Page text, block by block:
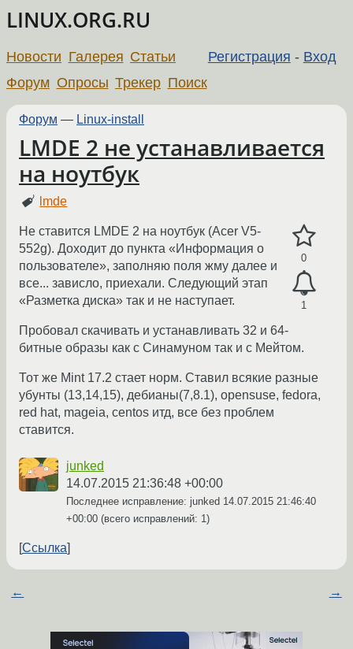
LINUX.ORG.RU
Регистрация - Вход
Новости Галерея Статьи
Форум Опросы Трекер Поиск
Форум — Linux-install
LMDE 2 не устанавливается
на ноутбук
lmde
0
1
Не ставится LMDE 2 на ноутбук (Acer V5-
552g). Доходит до пункта «Информация о
пользователе», заполняю поля жму далее и
все... зависло, приехали. Следующий этап
«Разметка диска» так и не наступает.
Пробовал скачивать и устанавливать 32 и 64-
битные образы как с Синамуном так и с Мейтом.
Тот же Mint 17.2 стает норм. Ставил всякие разные
убунты (13,14,15), дебианы(7,8.1), opensuse, fedora,
red hat, mageia, centos итд, все без проблем
ставится.
junked
14.07.2015 21:36:48 +00:00
Последнее исправление: junked 14.07.2015 21:46:40
+00:00 (всего исправлений: 1)
Ссылка
← →